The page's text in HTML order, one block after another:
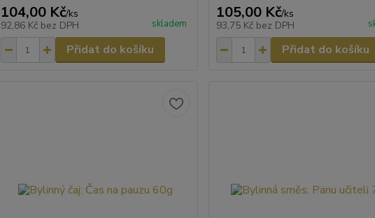
104,00 Kč/ks
92,86 Kč bez DPH skladem
Přidat do košíku
105,00 Kč/ks
93,75 Kč bez DPH
Přidat do košíku